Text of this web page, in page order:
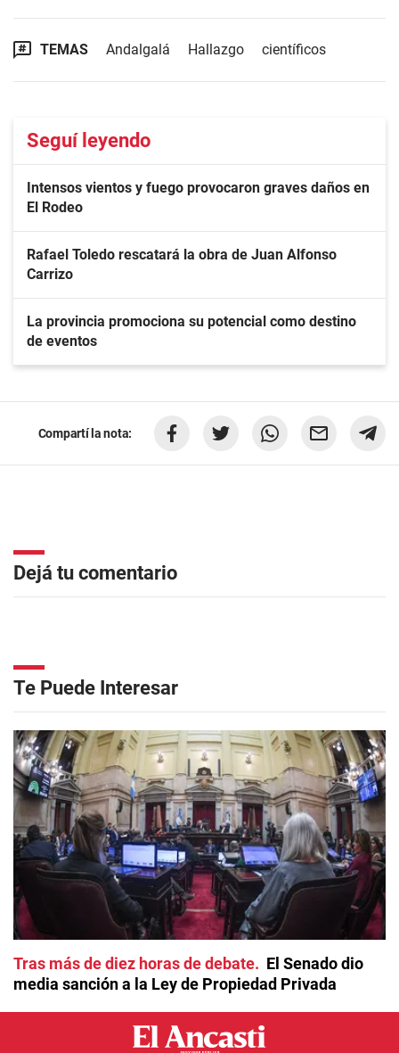
TEMAS Andalgalá Hallazgo científicos
Seguí leyendo
Intensos vientos y fuego provocaron graves daños en
El Rodeo
Rafael Toledo rescatará la obra de Juan Alfonso
Carrizo
La provincia promociona su potencial como destino
de eventos
Compartí la nota:
Dejá tu comentario
Te Puede Interesar
Tras más de diez horas de debate
El Senado dio
media sanción a la Ley de Propiedad Privada